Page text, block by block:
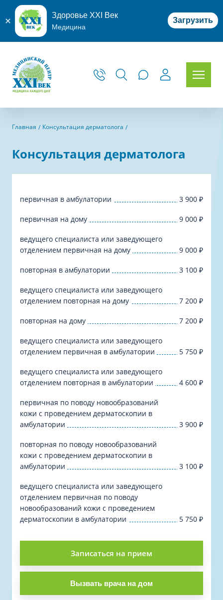
Здоровье XXI Век
Медицина
Загрузить
Главная Консультация дерматолога
Консультация дерматолога
первичная в амбулатории 3 900 ₽
первичная на дому 9 000 ₽
ведущего специалиста или заведующего
отделением первичная на дому
9 000 ₽
повторная в амбулатории 3 100 ₽
ведущего специалиста или заведующего
отделением повторная на дому
7 200 ₽
повторная на дому 7 200 ₽
ведущего специалиста или заведующего
отделением первичная в амбулатории
5 750 ₽
ведущего специалиста или заведующего
отделением повторная в амбулатории
4 600 ₽
первичная по поводу новообразований
кожи с проведением дерматоскопии в
амбулатории
3 900 ₽
повторная по поводу новообразований
кожи с проведением дерматоскопии в
амбулатории
3 100 ₽
ведущего специалиста или заведующего
отделением первичная по поводу
новообразований кожи с проведением
дерматоскопии в амбулатории
5 750 ₽
Записаться на прием
Вызвать врача на дом